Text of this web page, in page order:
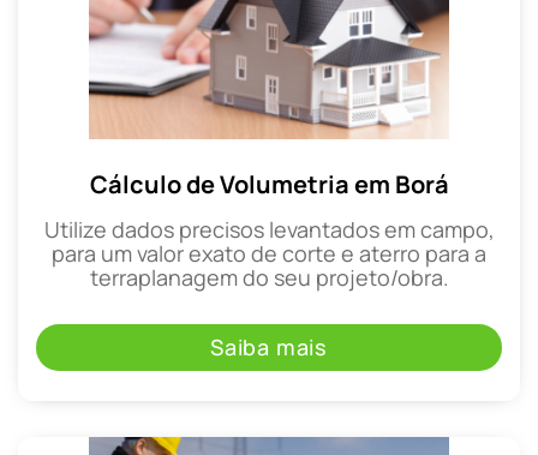
Cálculo de Volumetria em Borá
Utilize dados precisos levantados em campo,
para um valor exato de corte e aterro para a
terraplanagem do seu projeto/obra.
Saiba mais